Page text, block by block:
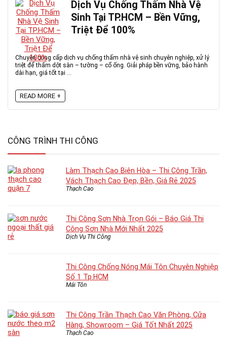
Dịch Vụ Chống Thấm Nhà Vệ
Sinh Tại TP.HCM – Bền Vững,
Triệt Để 100%
Chuyên cung cấp dịch vụ chống thấm nhà vệ sinh chuyên nghiệp, xử lý
triệt để thấm dột sàn – tường – cổ ống. Giải pháp bền vững, bảo hành
dài hạn, giá tốt tại ...
READ MORE +
CÔNG TRÌNH THI CÔNG
Làm Thạch Cao Biên Hòa – Thi Công Trần,
Vách Thạch Cao Đẹp, Bền, Giá Rẻ 2025
Thạch Cao
Thi Công Sơn Nhà Trọn Gói – Báo Giá Thi
Công Sơn Nhà Mới Nhất 2025
Dịch Vụ Thi Công
Thi Công Chống Nóng Mái Tôn Chuyên Nghiệp
Số 1 Tp.HCM
Mái Tôn
Thi Công Trần Thạch Cao Văn Phòng, Cửa
Hàng, Showroom – Giá Tốt Nhất 2025
Thạch Cao